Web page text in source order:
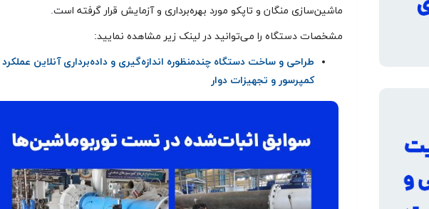
ماشین‌سازی منگان و تاپکو مورد بهره‌برداری و آزمایش قرار گرفته است.
مشخصات دستگاه را می‌توانید در لینک زیر مشاهده نمایید:
طراحی و ساخت دستگاه چندمنظوره اندازه‌گیری و داده‌برداری آنلاین عملکرد
کمپرسور و تجهیزات دوار